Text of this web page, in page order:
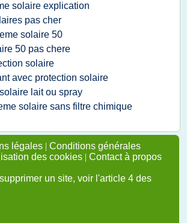
solaire explication
pas cher
solaire 50
50 pas chere
solaire
avec protection solaire
lait ou spray
solaire sans filtre chimique
légales | Conditions générales
des cookies | Contact à propos
un site, voir l'article 4 des